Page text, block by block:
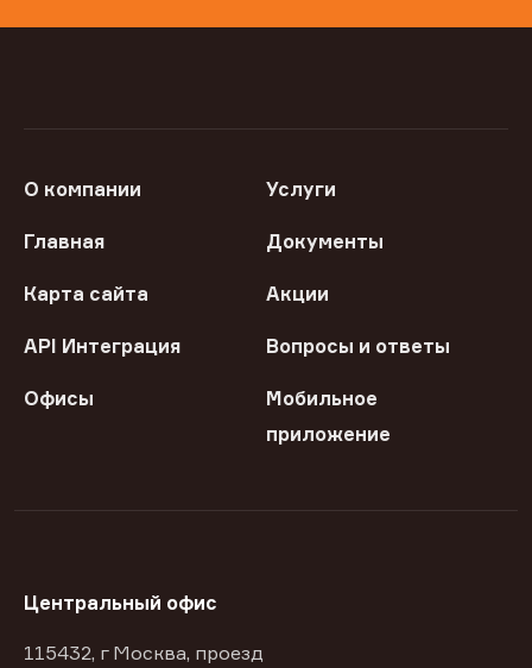
О компании Услуги
Главная Документы
Карта сайта Акции
API Интеграция Вопросы и ответы
Офисы
Мобильное
приложение
Центральный офис
115432, г Москва, проезд